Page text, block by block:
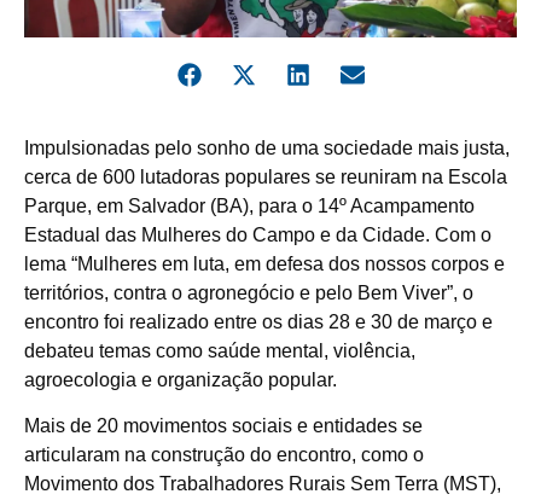
Impulsionadas pelo sonho de uma sociedade mais justa,
cerca de 600 lutadoras populares se reuniram na Escola
Parque, em Salvador (BA), para o 14º Acampamento
Estadual das Mulheres do Campo e da Cidade. Com o
lema “Mulheres em luta, em defesa dos nossos corpos e
territórios, contra o agronegócio e pelo Bem Viver”, o
encontro foi realizado entre os dias 28 e 30 de março e
debateu temas como saúde mental, violência,
agroecologia e organização popular.
Mais de 20 movimentos sociais e entidades se
articularam na construção do encontro, como o
Movimento dos Trabalhadores Rurais Sem Terra (MST),